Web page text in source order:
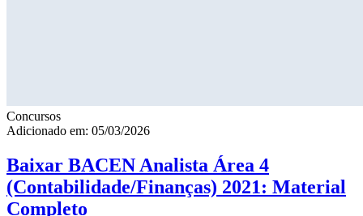
Concursos
Adicionado em: 05/03/2026
Baixar BACEN Analista Área 4
(Contabilidade/Finanças) 2021: Material
Completo